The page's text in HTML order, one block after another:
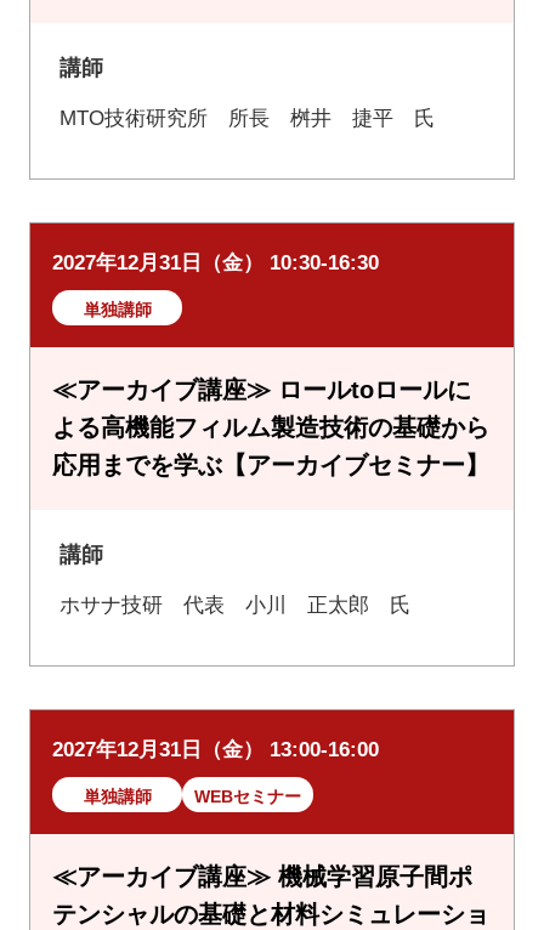
講師
MTO技術研究所 所長 桝井 捷平 氏
2027年12月31日（金） 10:30-16:30
単独講師
≪アーカイブ講座≫ ロールtoロールに
よる高機能フィルム製造技術の基礎から
応用までを学ぶ【アーカイブセミナー】
講師
ホサナ技研 代表 小川 正太郎 氏
2027年12月31日（金） 13:00-16:00
単独講師 WEBセミナー
≪アーカイブ講座≫ 機械学習原子間ポ
テンシャルの基礎と材料シミュレーショ